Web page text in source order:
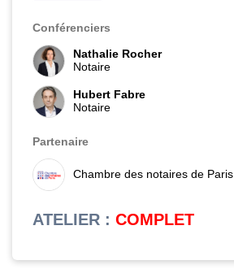
Conférenciers
Nathalie Rocher
Notaire
Hubert Fabre
Notaire
Partenaire
Chambre des notaires de Paris
ATELIER : COMPLET